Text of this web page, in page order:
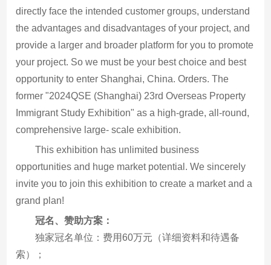
directly face the intended customer groups, understand
the advantages and disadvantages of your project, and
provide a larger and broader platform for you to promote
your project. So we must be your best choice and best
opportunity to enter Shanghai, China. Orders. The
former "2024QSE (Shanghai) 23rd Overseas Property
Immigrant Study Exhibition" as a high-grade, all-round,
comprehensive large- scale exhibition.
This exhibition has unlimited business
opportunities and huge market potential. We sincerely
invite you to join this exhibition to create a market and a
grand plan!
冠名、赞助方案：
独家冠名单位：费用60万元（详细资料和待遇备
索）；